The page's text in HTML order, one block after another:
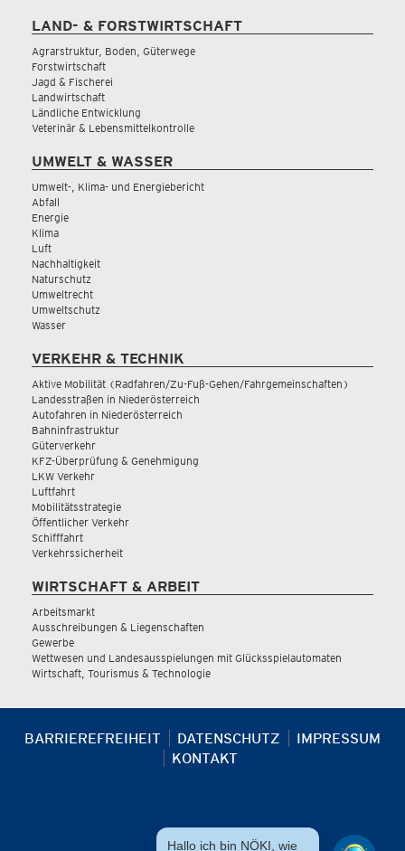
LAND- & FORSTWIRTSCHAFT
Agrarstruktur, Boden, Güterwege
Forstwirtschaft
Jagd & Fischerei
Landwirtschaft
Ländliche Entwicklung
Veterinär & Lebensmittelkontrolle
UMWELT & WASSER
Umwelt-, Klima- und Energiebericht
Abfall
Energie
Klima
Luft
Nachhaltigkeit
Naturschutz
Umweltrecht
Umweltschutz
Wasser
VERKEHR & TECHNIK
Aktive Mobilität (Radfahren/Zu-Fuß-Gehen/Fahrgemeinschaften)
Landesstraßen in Niederösterreich
Autofahren in Niederösterreich
Bahninfrastruktur
Güterverkehr
KFZ-Überprüfung & Genehmigung
LKW Verkehr
Luftfahrt
Mobilitätsstrategie
Öffentlicher Verkehr
Schifffahrt
Verkehrssicherheit
WIRTSCHAFT & ARBEIT
Arbeitsmarkt
Ausschreibungen & Liegenschaften
Gewerbe
Wettwesen und Landesausspielungen mit Glücksspielautomaten
Wirtschaft, Tourismus & Technologie
BARRIEREFREIHEIT DATENSCHUTZ
IMPRESSUM
KONTAKT
Hallo ich bin NÖKI, wie